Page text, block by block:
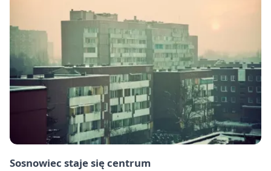
Sosnowiec staje się centrum